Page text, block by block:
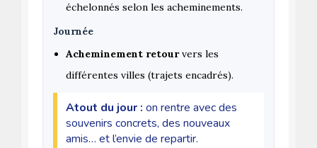
échelonnés selon les acheminements.
Journée
Acheminement retourvers les
différentes villes (trajets encadrés).
Atout du jour : on rentre avec des
souvenirs concrets, des nouveaux
amis… et l’envie de repartir.